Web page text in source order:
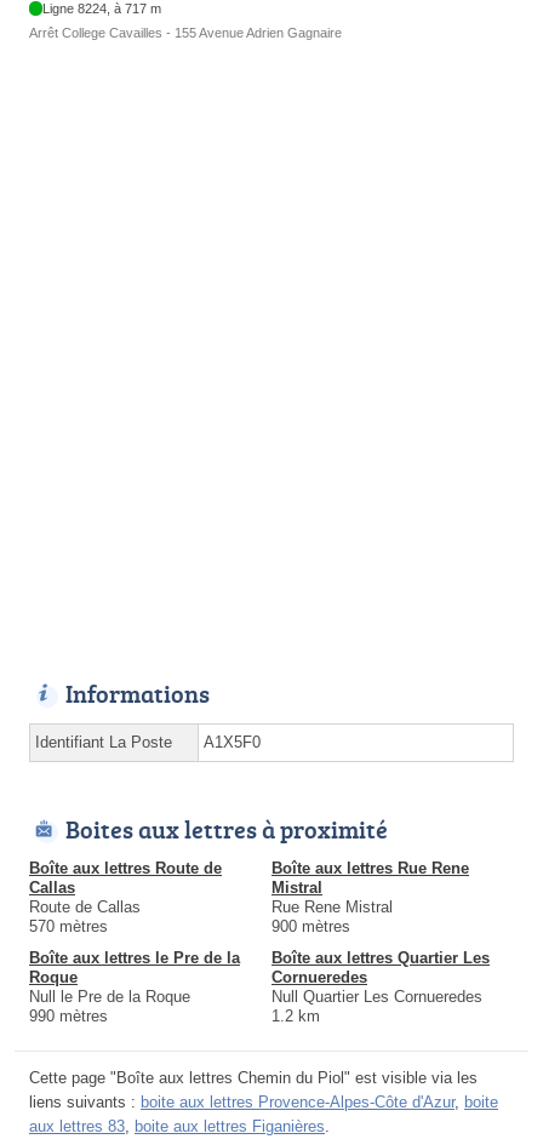
Ligne 8224, à 717 m
Arrêt College Cavailles - 155 Avenue Adrien Gagnaire
Informations
Identifiant La Poste A1X5F0
Boites aux lettres à proximité
Boîte aux lettres Route de
Callas
Route de Callas
570 mètres
Boîte aux lettres Rue Rene
Mistral
Rue Rene Mistral
900 mètres
Boîte aux lettres le Pre de la
Roque
Null le Pre de la Roque
990 mètres
Boîte aux lettres Quartier Les
Cornueredes
Null Quartier Les Cornueredes
1.2 km
Cette page "Boîte aux lettres Chemin du Piol" est visible via les
liens suivants : boite aux lettres Provence-Alpes-Côte d'Azur, boite
aux lettres 83, boite aux lettres Figanières.